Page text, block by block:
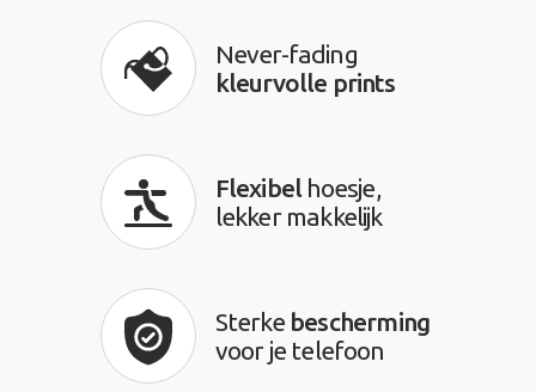
Never-fading
kleurvolle prints
Flexibelhoesje,
lekker makkelijk
Sterke bescherming
voor je telefoon